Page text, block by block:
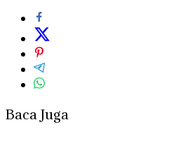
Baca Juga